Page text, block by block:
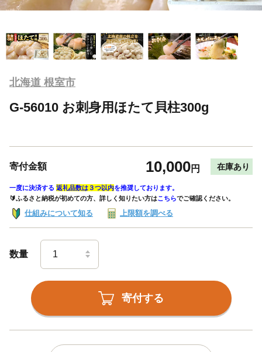
北海道 根室市
G-56010 お刺身用ほたて貝柱300g
寄付金額 10,000円 在庫あり
一度に決済する 返礼品数は３つ以内を推奨しております。
🔰ふるさと納税が初めての方、詳しく知りたい方はこちらでご確認ください。
仕組みについて知る 上限額を調べる
数量
寄付する